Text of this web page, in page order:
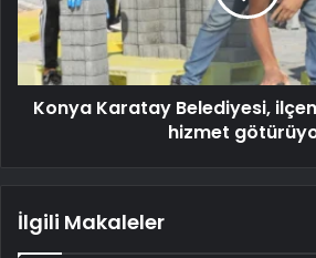
Konya Karatay Belediyesi,
hizmet
İlgili Makaleler